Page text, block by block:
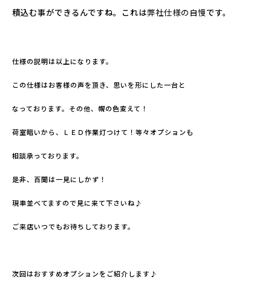
積込む事ができるんですね。これは弊社仕様の自慢です。
仕様の説明は以上になります。
この仕様はお客様の声を頂き、思いを形にした一台と
なっております。その他、幌の色変えて！
荷室暗いから、ＬＥＤ作業灯つけて！等々オプションも
相談承っております。
是非、百聞は一見にしかず！
現車並べてますので見に来て下さいね♪
ご来店いつでもお待ちしております。
次回はおすすめオプションをご紹介します♪